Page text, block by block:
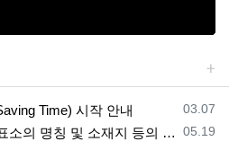
등록일
03.07
Time) 시작 안내
등록일
05.19
제21대 대통령선거 재외투표소의 명칭 및 소재지 등의 공고/올랜도 제외 투표소